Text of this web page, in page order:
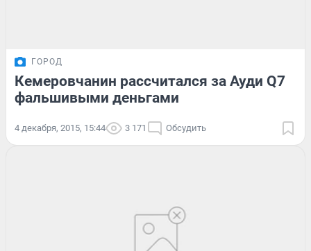
ГОРОД
Кемеровчанин рассчитался за Ауди Q7
фальшивыми деньгами
4 декабря, 2015, 15:44 3 171 Обсудить